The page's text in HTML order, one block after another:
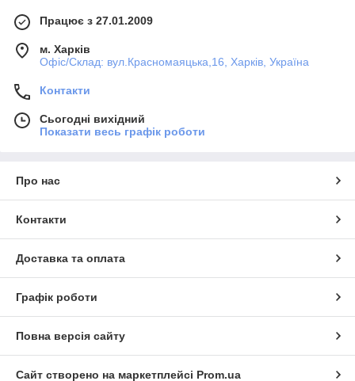
Працює з 27.01.2009
м. Харків
Офіс/Склад: вул.Красномаяцька,16, Харків, Україна
Контакти
Сьогодні вихідний
Показати весь графік роботи
Про нас
Контакти
Доставка та оплата
Графік роботи
Повна версія сайту
Сайт створено на маркетплейсі Prom.ua